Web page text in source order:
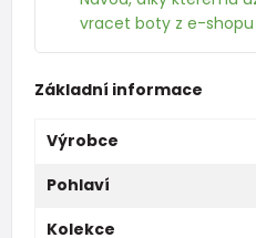
vracet boty z e-shopu
Základní informace
Výrobce
Pohlaví
Kolekce